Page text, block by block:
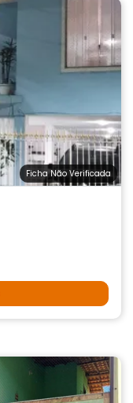
Ficha Não Verificada